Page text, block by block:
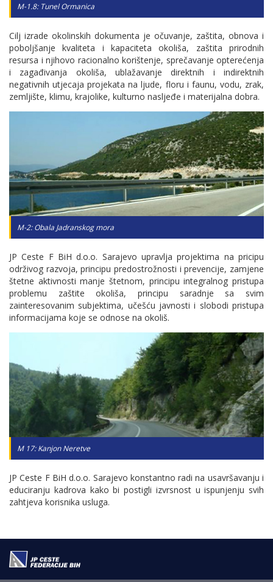
M-1.8: Tunel Ormanica
Cilj izrade okolinskih dokumenta je očuvanje, zaštita, obnova i
poboljšanje kvaliteta i kapaciteta okoliša, zaštita prirodnih
resursa i njihovo racionalno korištenje, sprečavanje opterećenja
i zagađivanja okoliša, ublažavanje direktnih i indirektnih
negativnih utjecaja projekata na ljude, floru i faunu, vodu, zrak,
zemljište, klimu, krajolike, kulturno nasljeđe i materijalna dobra.
M-2: Obala Jadranskog mora
JP Ceste F BiHd.o.o. Sarajevoupravlja projektima na pricipu
održivog razvoja, principu predostrožnosti i prevencije, zamjene
štetne aktivnosti manje štetnom, principu integralnog pristupa
problemu zaštite okoliša, principu saradnje sa svim
zainteresovanim subjektima, učešću javnosti i slobodi pristupa
informacijama koje se odnose na okoliš.
M 17: Kanjon Neretve
JP Ceste F BiHd.o.o. Sarajevo konstantno radi na usavršavanju i
educiranju kadrova kako bi postigli izvrsnost u ispunjenju svih
zahtjeva korisnika usluga.